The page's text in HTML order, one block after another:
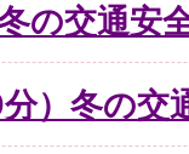
の交通安
）冬の